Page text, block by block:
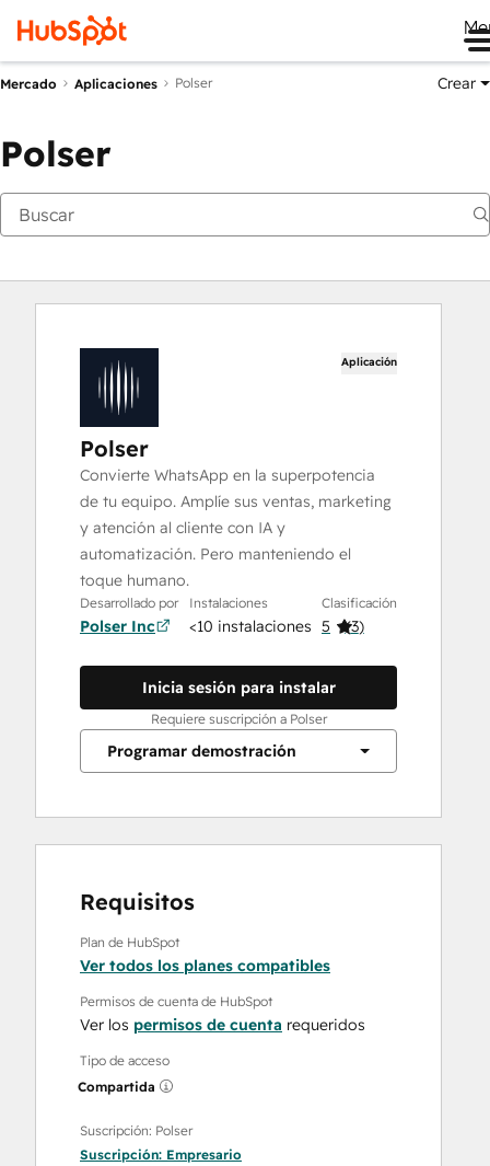
Mercado Aplicaciones Polser Crear
Polser
Aplicación
Polser
Convierte WhatsApp en la superpotencia
de tu equipo. Amplíe sus ventas, marketing
y atención al cliente con IA y
automatización. Pero manteniendo el
toque humano.
Desarrollado por
Polser Inc
Instalaciones
<10 instalaciones
Clasificación
5 (3)
Inicia sesión para instalar
Requiere suscripción a Polser
Programar demostración
Requisitos
Plan de HubSpot
Ver todos los planes compatibles
Permisos de cuenta de HubSpot
Ver los permisos de cuenta requeridos
Tipo de acceso
Compartida
Suscripción: Polser
Suscripción: Empresario